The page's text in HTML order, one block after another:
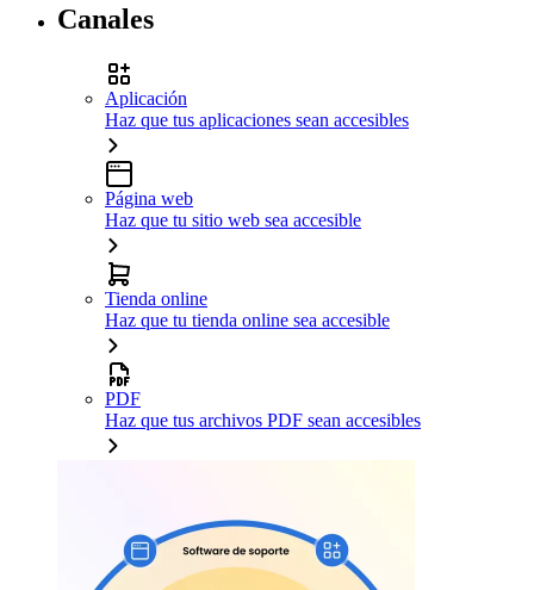
Canales
Aplicación
Haz que tus aplicaciones sean accesibles
Página web
Haz que tu sitio web sea accesible
Tienda online
Haz que tu tienda online sea accesible
PDF
Haz que tus archivos PDF sean accesibles